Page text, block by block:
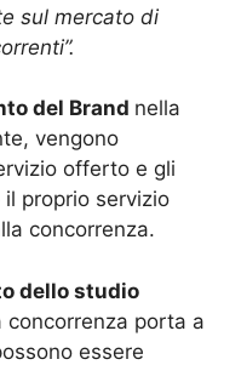
sul mercato di
del Brand nella
vengono
offerto e gli
proprio servizio
concorrenza.
dello studio
concorrenza porta a
essere